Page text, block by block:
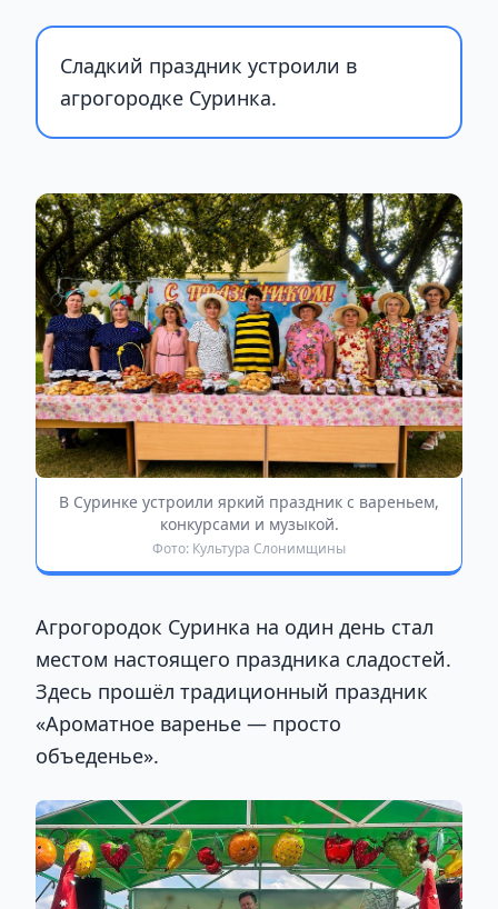
Сладкий праздник устроили в
агрогородке Суринка.
В Суринке устроили яркий праздник с вареньем,
конкурсами и музыкой.
Фото: Культура Слонимщины
Агрогородок Суринка на один день стал
местом настоящего праздника сладостей.
Здесь прошёл традиционный праздник
«Ароматное варенье — просто
объеденье».